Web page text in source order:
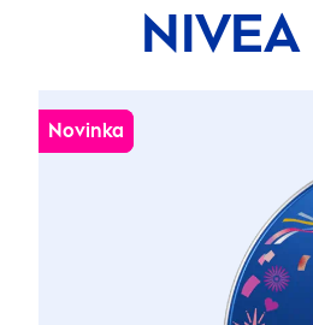
NIVEA
Novinka
Novinka